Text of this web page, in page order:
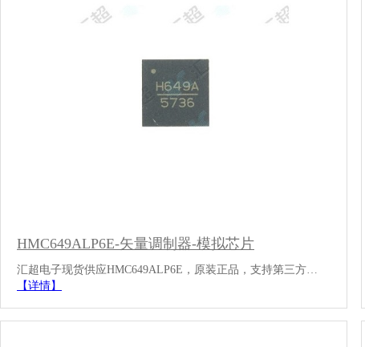
HMC649ALP6E-矢量调制器-模拟芯片
汇超电子现货供应HMC649ALP6E，原装正品，支持第三方…
【详情】